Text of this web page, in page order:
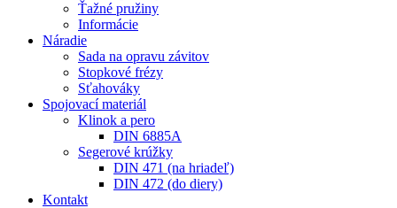
Ťažné pružiny
Informácie
Náradie
Sada na opravu závitov
Stopkové frézy
Sťahováky
Spojovací materiál
Klinok a pero
DIN 6885A
Segerové krúžky
DIN 471 (na hriadeľ)
DIN 472 (do diery)
Kontakt